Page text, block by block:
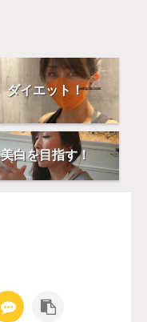
ダイエット！
美白を目指す！